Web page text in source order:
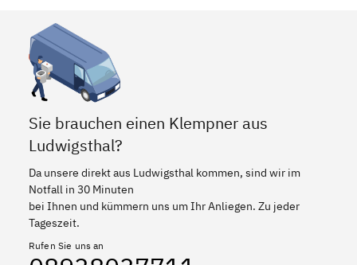
Sie brauchen einen Klempner aus
Ludwigsthal?
Da unsere direkt aus Ludwigsthal kommen, sind wir im
Notfall in 30 Minuten
bei Ihnen und kümmern uns um Ihr Anliegen. Zu jeder
Tageszeit.
Rufen Sie uns an